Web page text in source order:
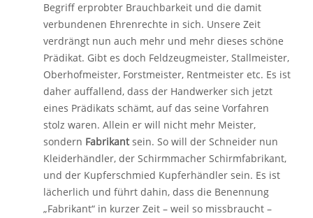
Begriff erprobter Brauchbarkeit und die damit
verbundenen Ehrenrechte in sich. Unsere Zeit
verdrängt nun auch mehr und mehr dieses schöne
Prädikat. Gibt es doch Feldzeugmeister, Stallmeister,
Oberhofmeister, Forstmeister, Rentmeister etc. Es ist
daher auffallend, dass der Handwerker sich jetzt
eines Prädikats schämt, auf das seine Vorfahren
stolz waren. Allein er will nicht mehr Meister,
sondern Fabrikantsein. So will der Schneider nun
Kleiderhändler, der Schirmmacher Schirmfabrikant,
und der Kupferschmied Kupferhändler sein. Es ist
lächerlich und führt dahin, dass die Benennung
„Fabrikant“ in kurzer Zeit – weil so missbraucht –